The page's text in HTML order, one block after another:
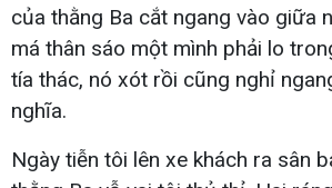
của thằng Ba cắt ngang vào giữa
má thân sáo một mình phải lo
tía thác, nó xót rồi cũng nghỉ
nghĩa.
Ngày tiễn tôi lên xe khách ra sân